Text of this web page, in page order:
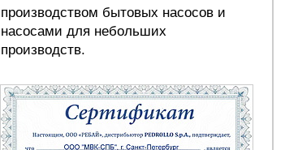
производством бытовых насосов и
насосами для небольших
производств.